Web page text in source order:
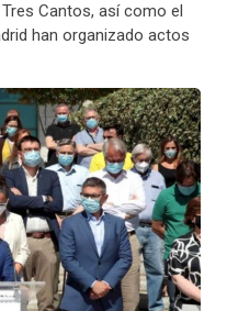
Cantos, así como el
han organizado actos